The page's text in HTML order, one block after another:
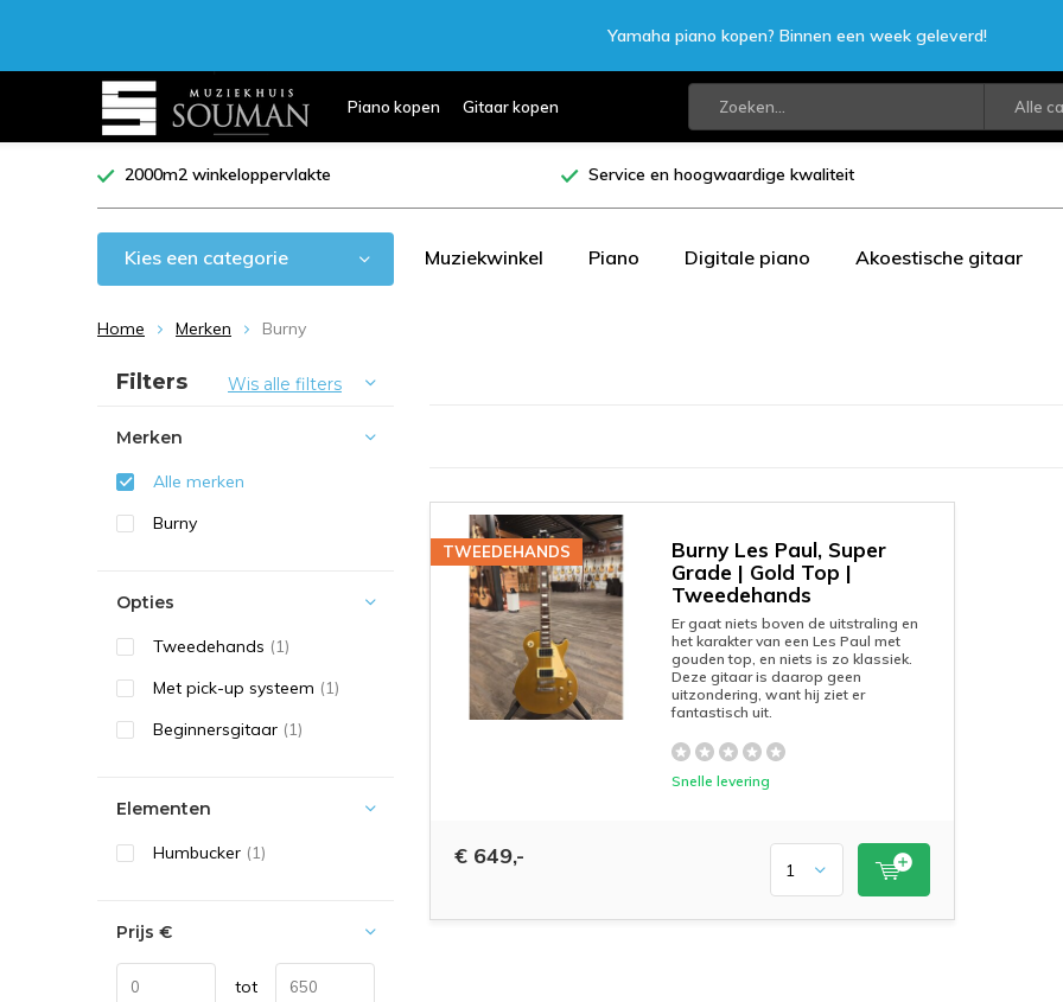
Piano kopen Gitaar kopen Alle
Yamaha piano kopen? Binnen een week geleverd!
2000m2 winkeloppervlakte Service en hoogwaardige kwaliteit
Kies een categorie Muziekwinkel Piano Digitale piano Akoestische gitaar
Home Merken Burny
Burny Les Paul, Super
Grade | Gold Top |
Tweedehands
Er gaat niets boven de uitstraling en
het karakter van een Les Paul met
gouden top, en niets is zo klassiek.
Deze gitaar is daarop geen
uitzondering, want hij ziet er
fantastisch uit.
Snelle levering
TWEEDEHANDS
€ 649,-
Sorteren op:
Filters Wis alle filters
Merken
Alle merken
Burny
Opties
Tweedehands (1)
Met pick-up systeem (1)
Beginnersgitaar (1)
Elementen
Humbucker (1)
Prijs €
tot